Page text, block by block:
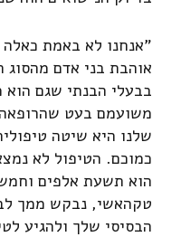
"אנחנו לא באמת
אוהבת בני אדם
בבעלי הבנתי שגם
משועמם בעט
שלנו היא שיטה
כמוכם. הטיפול לא
הוא תשעת אלפים
טקהאשי, נבקש ממך
הבסיסי שלך ולהגיע